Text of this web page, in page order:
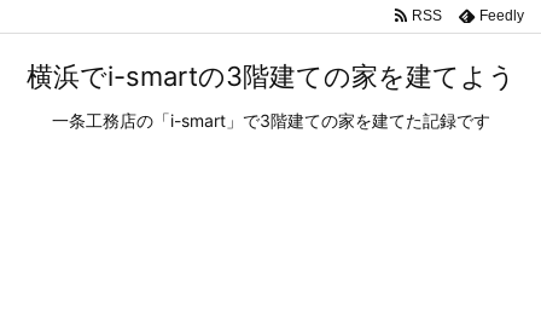
横浜でi-smartの3階建ての家を建てよう
一条工務店の「i-smart」で3階建ての家を建てた記録です
RSS Feedly